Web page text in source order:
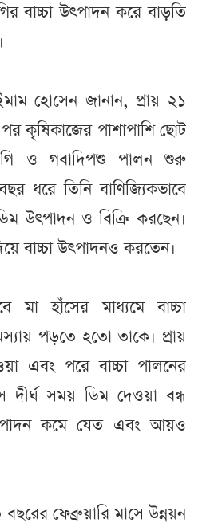
বাচ্চা উৎপাদন করে বাড়তি
হোসেন জানান, প্রায় ২১
কৃষিকাজের পাশাপাশি ছোট
ও গবাদিপশু পালন শুরু
ধরে তিনি বাণিজ্যিকভাবে
উৎপাদন ও বিক্রি করছেন।
বাচ্চা উৎপাদনও করতেন।
মা হাঁসের মাধ্যমে বাচ্চা
পড়তে হতো তাকে। প্রায়
এবং পরে বাচ্চা পালনের
দীর্ঘ সময় ডিম দেওয়া বন্ধ
কমে যেত এবং আয়ও
ফেব্রুয়ারি মাসে উন্নয়ন